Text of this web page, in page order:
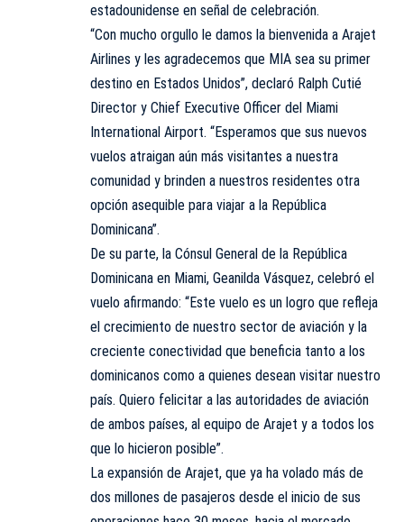
estadounidense en señal de celebración.
“Con mucho orgullo le damos la bienvenida a Arajet
Airlines y les agradecemos que MIA sea su primer
destino en Estados Unidos”, declaró Ralph Cutié
Director y Chief Executive Officer del Miami
International Airport. “Esperamos que sus nuevos
vuelos atraigan aún más visitantes a nuestra
comunidad y brinden a nuestros residentes otra
opción asequible para viajar a la República
Dominicana”.
De su parte, la Cónsul General de la República
Dominicana en Miami, Geanilda Vásquez, celebró el
vuelo afirmando: “Este vuelo es un logro que refleja
el crecimiento de nuestro sector de aviación y la
creciente conectividad que beneficia tanto a los
dominicanos como a quienes desean visitar nuestro
país. Quiero felicitar a las autoridades de aviación
de ambos países, al equipo de Arajet y a todos los
que lo hicieron posible”.
La expansión de Arajet, que ya ha volado más de
dos millones de pasajeros desde el inicio de sus